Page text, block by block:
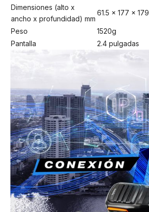
Dimensiones (alto x
ancho x profundidad) mm
61.5 x 177 x 179
Peso
1520g
Pantalla
2.4 pulgadas